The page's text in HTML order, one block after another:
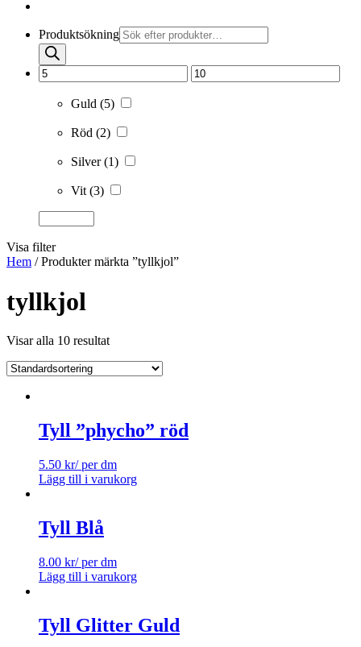
Produktsökning
Guld (5)
Röd (2)
Silver(1)
Vit(3)
Visa filter
Hem / Produkter märkta ”tyllkjol”
tyllkjol
Visar alla 10 resultat
Tyll ”phycho” röd
5.50 kr/ per dm
Lägg till i varukorg
Tyll Blå
8.00 kr/ per dm
Lägg till i varukorg
Tyll Glitter Guld